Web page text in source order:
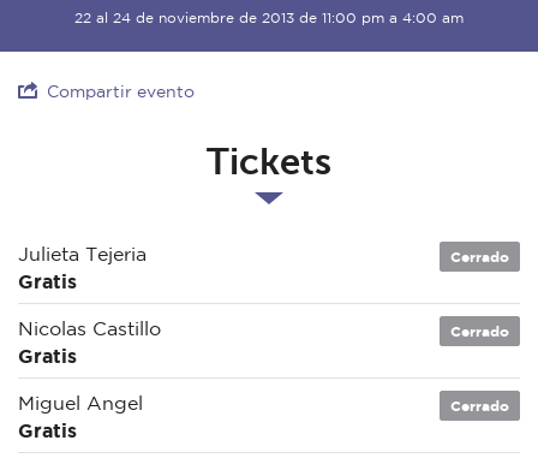
22 al 24 de noviembre de 2013 de 11:00 pm a 4:00 am
Compartir evento
Tickets
Julieta Tejeria
Gratis
Cerrado
Nicolas Castillo
Gratis
Cerrado
Miguel Angel
Gratis
Cerrado